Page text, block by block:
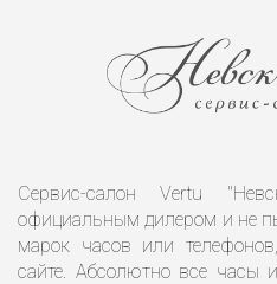
Сервис-салон Vertu
официальным дилером и не
марок часов или
сайте. Абсолютно все часы